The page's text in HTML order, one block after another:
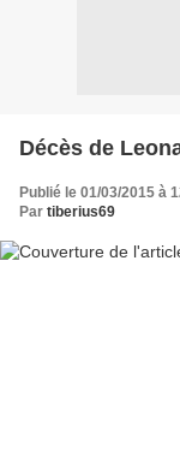
Décès de
Publié le 01/03/2015 à
Par tiberius69